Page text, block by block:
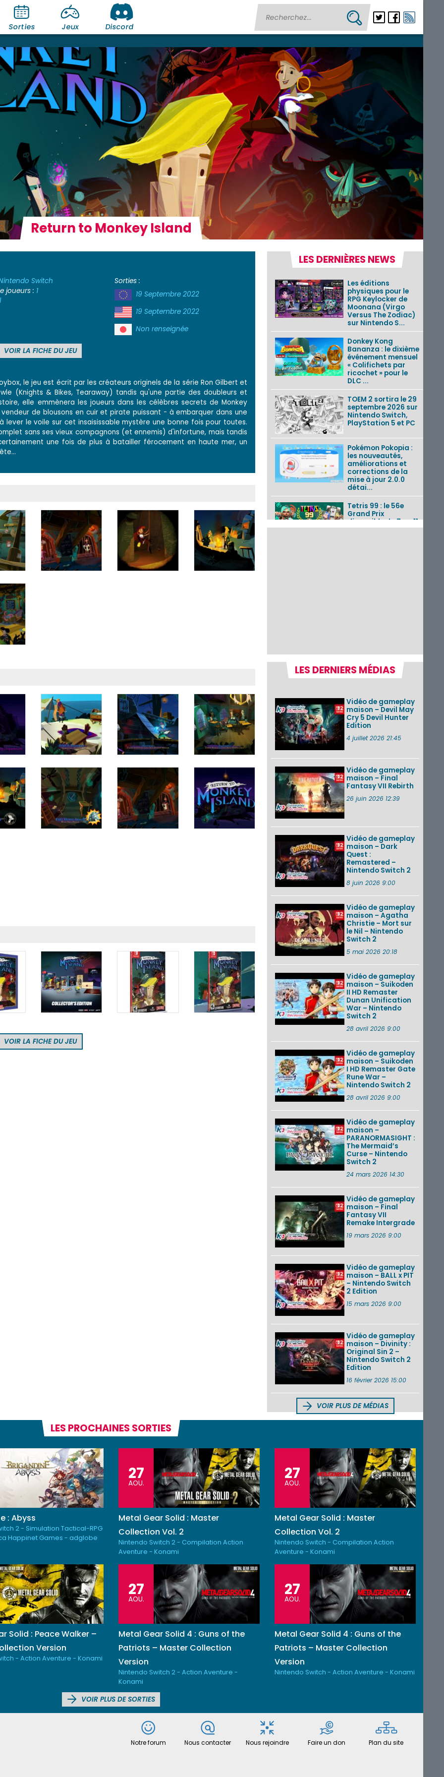
Sorties Jeux Discord
Return to Monkey Island
Switch
joueurs : 1
Sorties :
19 Septembre 2022
19 Septembre 2022
Non renseignée
VOIR LA FICHE DU JEU
le jeu est écrit par les créateurs originels de la série Ron Gilbert et
(Knights & Bikes, Tearaway) tandis qu'une partie des doubleurs et
elle emmènera les joueurs dans les célèbres secrets de Monkey
de blousons en cuir et pirate puissant - à embarquer dans une
le voile sur cet insaisissable mystère une bonne fois pour toutes.
sans ses vieux compagnons (et ennemis) d'infortune, mais tandis
une fois de plus à batailler férocement en haute mer, un
VOIR LA FICHE DU JEU
LES DERNIÈRES NEWS
Les éditions
physiques pour le
RPG Keylocker de
Moonana (Virgo
Versus The Zodiac)
sur Nintendo S...
Donkey Kong
Bananza : le dixième
événement mensuel
« Colifichets par
ricochet » pour le
DLC ...
TOEM 2 sortira le 29
septembre 2026 sur
Nintendo Switch,
PlayStation 5 et PC
Pokémon Pokopia :
les nouveautés,
améliorations et
corrections de la
mise à jour 2.0.0
détai...
Tetris 99 : le 56e
Grand Prix
disponible du 7 au 11
août 2026 avec un
des séquences de
game...
Pokémon GO : les
Un Fire Emblem :
Fortune’s Weave
Direct d’environ 20
août 2026...
Les sorties eShop de
la semaine 31 de
2026 (Xenoblade
Chronicles 2 –
VOIR PLUS DE NEWS
LES DERNIERS MÉDIAS
Vidéo de gameplay
maison – Devil May
Cry 5 Devil Hunter
Edition
4 juillet 2026 21:45
Vidéo de gameplay
maison – Final
Fantasy VII Rebirth
26 juin 2026 12:39
Vidéo de gameplay
maison – Dark
Quest :
Remastered –
Nintendo Switch 2
8 juin 2026 9:00
Vidéo de gameplay
maison – Agatha
Christie – Mort sur
le Nil – Nintendo
Switch 2
5 mai 2026 20:18
Vidéo de gameplay
maison – Suikoden
II HD Remaster
Dunan Unification
War – Nintendo
Switch 2
28 avril 2026 9:00
Vidéo de gameplay
maison – Suikoden
I HD Remaster Gate
Rune War –
Nintendo Switch 2
28 avril 2026 9:00
Vidéo de gameplay
maison –
PARANORMASIGHT :
The Mermaid’s
Curse – Nintendo
Switch 2
24 mars 2026 14:30
Vidéo de gameplay
maison – Final
Fantasy VII
Remake Intergrade
19 mars 2026 9:00
Vidéo de gameplay
maison – BALL x PIT
– Nintendo Switch
2 Edition
15 mars 2026 9:00
Vidéo de gameplay
maison – Divinity :
Original Sin 2 –
Nintendo Switch 2
Edition
16 février 2026 15:00
VOIR PLUS DE MÉDIAS
LES PROCHAINES SORTIES
: Abyss
2 - Simulation Tactical-RPG
Happinet Games - adglobe
27
AOU.
Metal Gear Solid : Master
Collection Vol. 2
Nintendo Switch 2 - Compilation Action
Aventure - Konami
27
AOU.
Metal Gear Solid : Master
Collection Vol. 2
Nintendo Switch - Compilation Action
Aventure - Konami
Solid : Peace Walker –
Version
- Action Aventure - Konami
27
AOU.
Metal Gear Solid 4 : Guns of the
Patriots – Master Collection
Version
Nintendo Switch 2 - Action Aventure -
Konami
27
AOU.
Metal Gear Solid 4 : Guns of the
Patriots – Master Collection
Version
Nintendo Switch - Action Aventure - Konami
VOIR PLUS DE SORTIES
Notre forum Nous contacter Nous rejoindre Faire un don Plan du site